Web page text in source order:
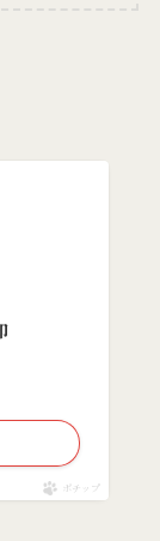
ポチップ